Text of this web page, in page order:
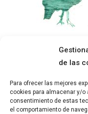
de las
Para ofrecer las mejores
cookies para almacenar y/o
consentimiento de estas
el comportamiento de
OBRA
BLOG